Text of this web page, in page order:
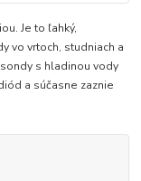
Je to ľahký,
vo vrtoch, studniach a
s hladinou vody
a súčasne zaznie